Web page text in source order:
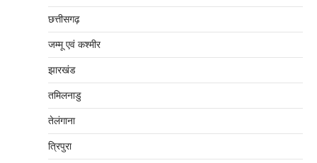
छत्तीसगढ़
जम्‍मू एवं कश्‍मीर
झारखंड
तमिलनाडु
तेलंगाना
त्रिपुरा